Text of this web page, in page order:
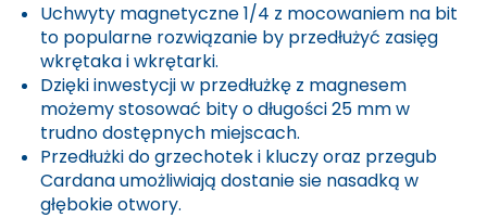
Uchwyty magnetyczne 1/4 z mocowaniem na bit
to popularne rozwiązanie by przedłużyć zasięg
wkrętaka i wkrętarki.
Dzięki inwestycji w przedłużkę z magnesem
możemy stosować bity o długości 25 mm w
trudno dostępnych miejscach.
Przedłużki do grzechotek i kluczy oraz przegub
Cardana umożliwiają dostanie sie nasadką w
głębokie otwory.